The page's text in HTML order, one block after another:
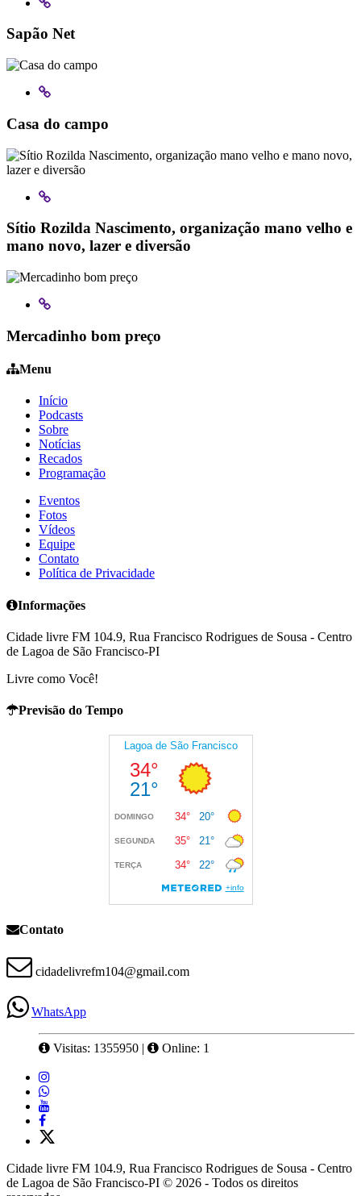
Sapão Net
Casa do campo
Sítio Rozilda Nascimento, organização mano velho e
mano novo, lazer e diversão
Mercadinho bom preço
Menu
Início
Podcasts
Sobre
Notícias
Recados
Programação
Eventos
Fotos
Vídeos
Equipe
Contato
Política de Privacidade
Informações
Cidade livre FM 104.9, Rua Francisco Rodrigues de Sousa - Centro
de Lagoa de São Francisco-PI
Livre como Você!
Previsão do Tempo
Contato
cidadelivrefm104@gmail.com
WhatsApp
Visitas: 1355950 | Online: 1
Cidade livre FM 104.9, Rua Francisco Rodrigues de Sousa - Centro
de Lagoa de São Francisco-PI © 2026 - Todos os direitos